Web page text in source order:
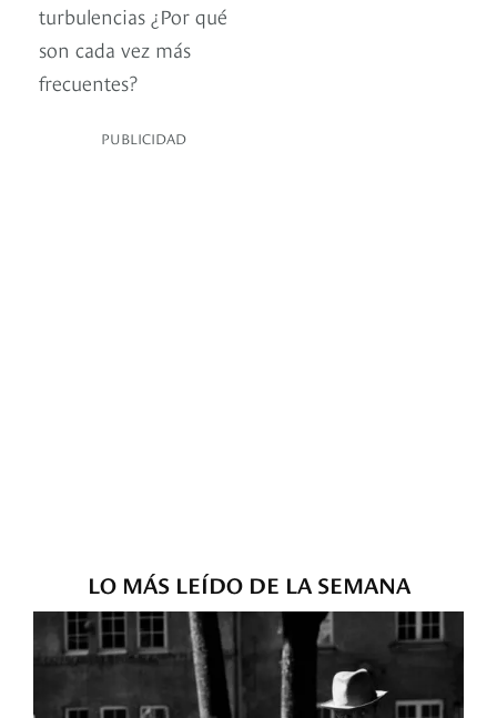
turbulencias ¿Por qué
son cada vez más
frecuentes?
PUBLICIDAD
LO MÁS LEÍDO DE LA SEMANA